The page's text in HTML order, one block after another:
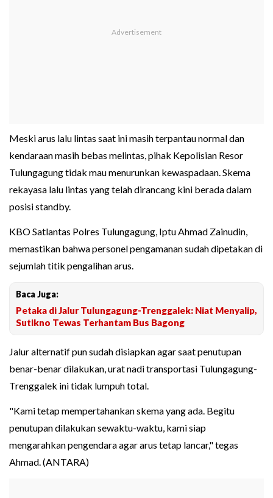
Meski arus lalu lintas saat ini masih terpantau normal dan
kendaraan masih bebas melintas, pihak Kepolisian Resor
Tulungagung tidak mau menurunkan kewaspadaan. Skema
rekayasa lalu lintas yang telah dirancang kini berada dalam
posisi standby.
KBO Satlantas Polres Tulungagung, Iptu Ahmad Zainudin,
memastikan bahwa personel pengamanan sudah dipetakan di
sejumlah titik pengalihan arus.
Baca Juga:
Petaka di Jalur Tulungagung-Trenggalek: Niat Menyalip,
Sutikno Tewas Terhantam Bus Bagong
Jalur alternatif pun sudah disiapkan agar saat penutupan
benar-benar dilakukan, urat nadi transportasi Tulungagung-
Trenggalek ini tidak lumpuh total.
"Kami tetap mempertahankan skema yang ada. Begitu
penutupan dilakukan sewaktu-waktu, kami siap
mengarahkan pengendara agar arus tetap lancar," tegas
Ahmad. (ANTARA)